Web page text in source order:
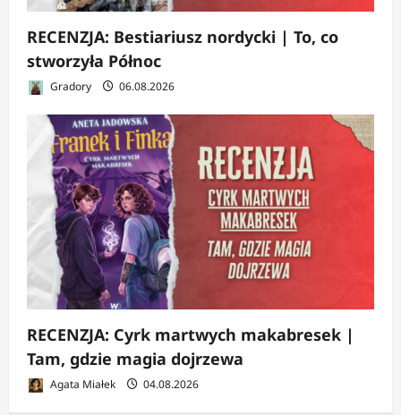
RECENZJA: Bestiariusz nordycki | To, co
stworzyła Północ
Gradory 06.08.2026
RECENZJA: Cyrk martwych makabresek |
Tam, gdzie magia dojrzewa
Agata Miałek 04.08.2026